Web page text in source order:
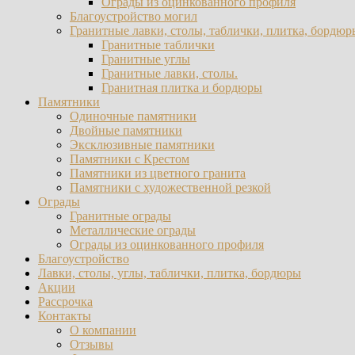
Благоустройство могил
Гранитные лавки, столы, таблички, плитка,
Гранитные таблички
Гранитные углы
Гранитные лавки, столы.
Гранитная плитка и бордюры
Памятники
Одиночные памятники
Двойные памятники
Эксклюзивные памятники
Памятники с Крестом
Памятники из цветного гранита
Памятники с художественной резкой
Ограды
Гранитные ограды
Металлические ограды
Ограды из оцинкованного профиля
Благоустройство
Лавки, столы, углы, таблички, плитка, бордюры
Акции
Рассрочка
Контакты
О компании
Отзывы